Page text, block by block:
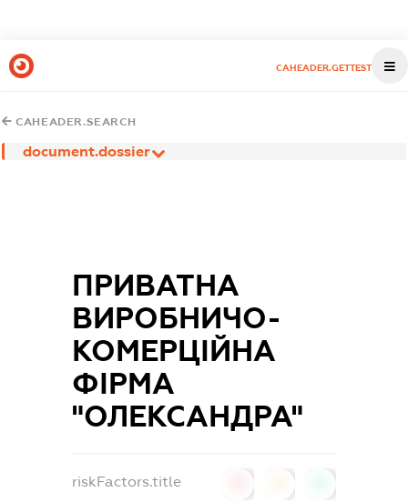
CAHEADER.GETTEST
CAHEADER.SEARCH
document.dossier
ПРИВАТНА
ВИРОБНИЧО-
КОМЕРЦІЙНА
ФІРМА
"ОЛЕКСАНДРА"
riskFactors.title